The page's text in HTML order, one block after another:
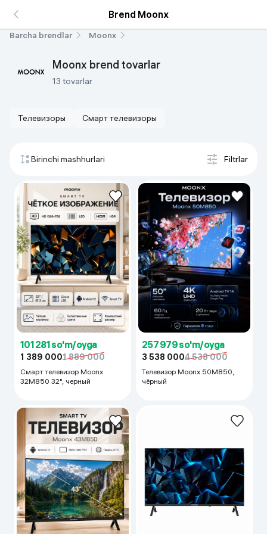
Brend Moonx
Barcha brendlar Moonx
Moonx brend tovarlar
13 tovarlar
Телевизоры Смарт телевизоры
Birinchi mashhurlari Filtrlar
101 281 so'm/oyga
1 389 0001 889 000
Смарт телевизор Moonx
32M850 32", черный
257 979 so'm/oyga
3 538 0004 538 000
Телевизор Moonx 50M850,
чёрный